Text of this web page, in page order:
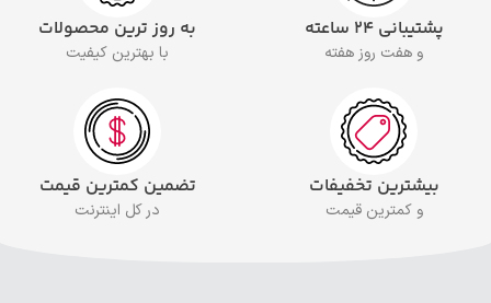
پشتیبانی ۲۴ ساعته
و هفت روز هفته
به روز ترین محصولات
با بهترین کیفیت
بیشترین تخفیفات
و کمترین قیمت
تضمین کمترین قیمت
در کل اینترنت